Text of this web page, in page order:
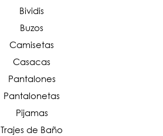
Bividis
Buzos
Camisetas
Casacas
Pantalones
Pantalonetas
Pijamas
Trajes de Baño